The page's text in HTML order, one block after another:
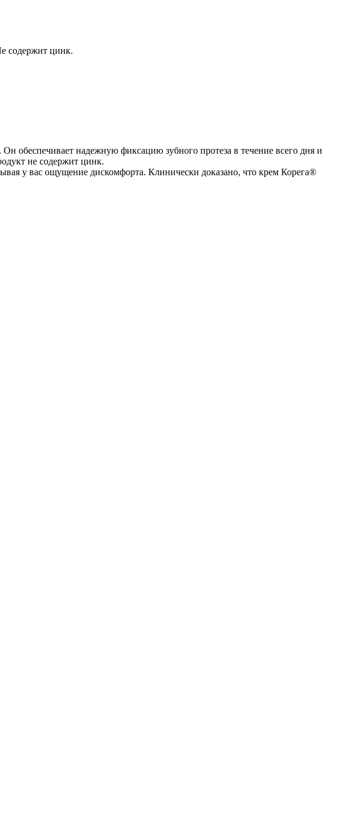
содержит цинк.
обеспечивает надежную фиксацию зубного протеза в течение всего дня и
не содержит цинк.
у вас ощущение дискомфорта. Клинически доказано, что крем Корега®